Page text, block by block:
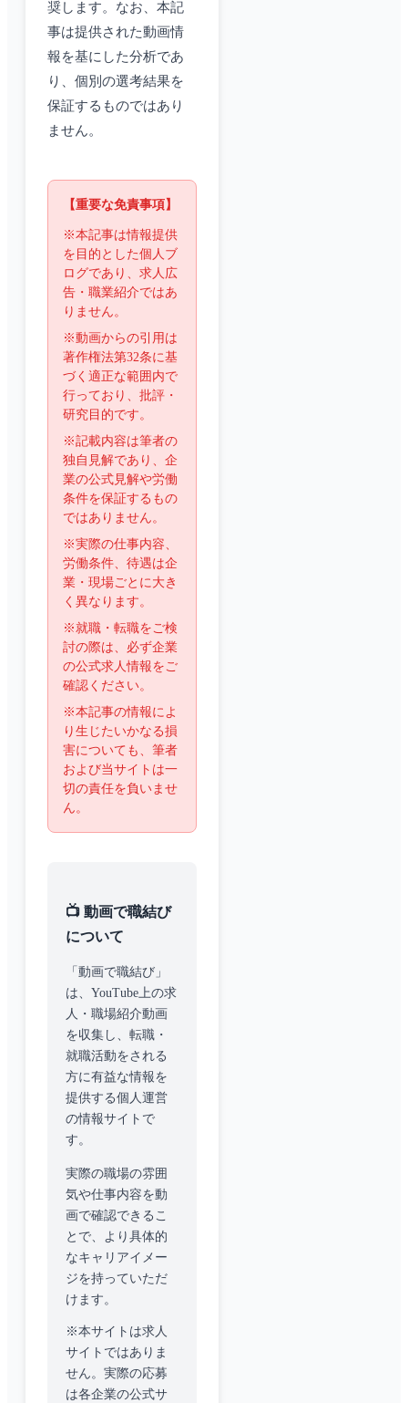
奨します。なお、本記
事は提供された動画情
報を基にした分析であ
り、個別の選考結果を
保証するものではあり
ません。
【重要な免責事項】
※本記事は情報提供
を目的とした個人ブ
ログであり、求人広
告・職業紹介ではあ
りません。
※動画からの引用は
著作権法第32条に基
づく適正な範囲内で
行っており、批評・
研究目的です。
※記載内容は筆者の
独自見解であり、企
業の公式見解や労働
条件を保証するもの
ではありません。
※実際の仕事内容、
労働条件、待遇は企
業・現場ごとに大き
く異なります。
※就職・転職をご検
討の際は、必ず企業
の公式求人情報をご
確認ください。
※本記事の情報によ
り生じたいかなる損
害についても、筆者
および当サイトは一
切の責任を負いませ
ん。
📺 動画で職結び
について
「動画で職結び」
は、YouTube上の求
人・職場紹介動画
を収集し、転職・
就職活動をされる
方に有益な情報を
提供する個人運営
の情報サイトで
す。
実際の職場の雰囲
気や仕事内容を動
画で確認できるこ
とで、より具体的
なキャリアイメー
ジを持っていただ
けます。
※本サイトは求人
サイトではありま
せん。実際の応募
は各企業の公式サ